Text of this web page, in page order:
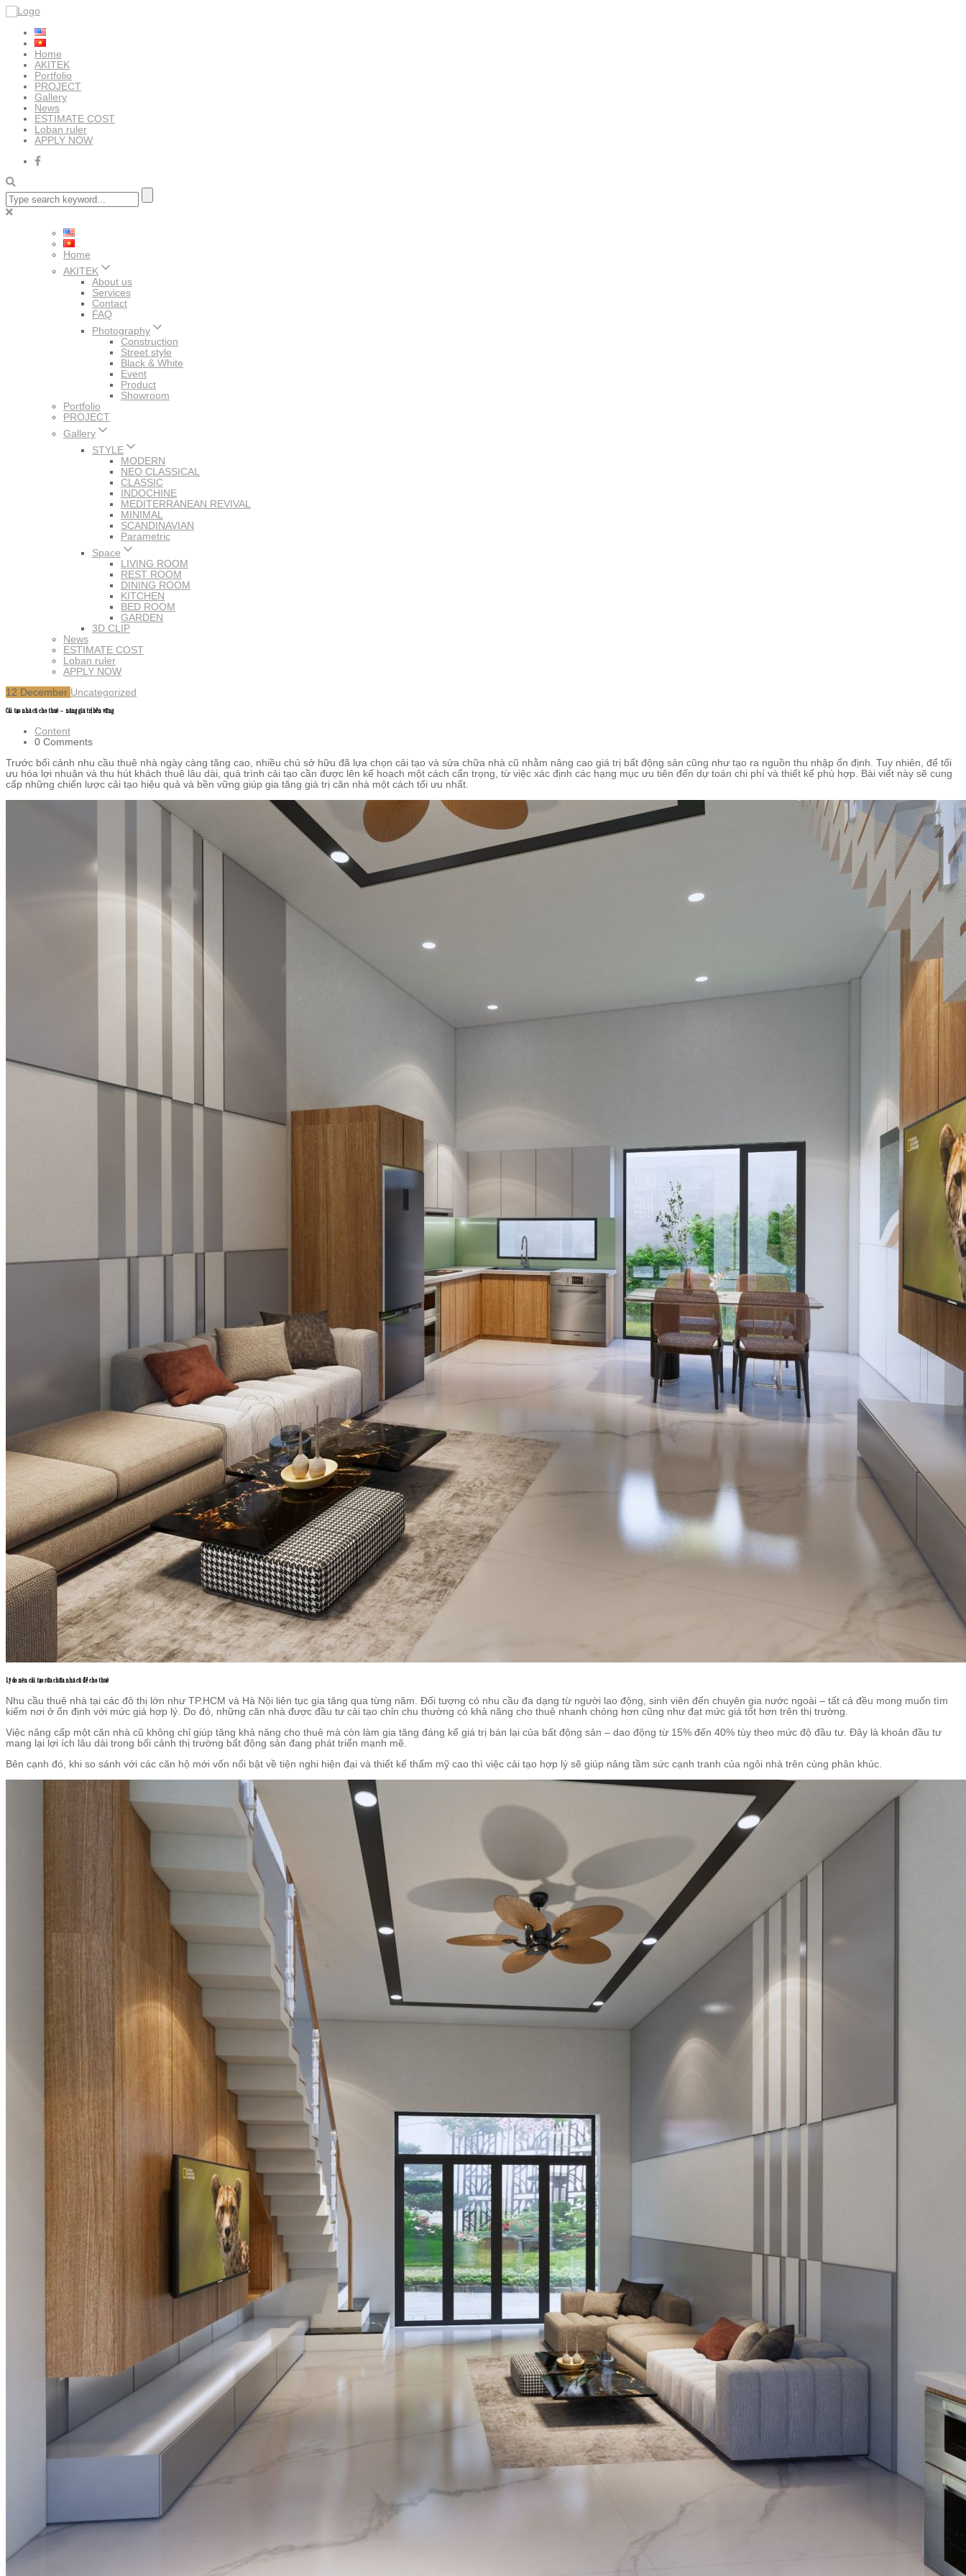
Home
AKITEK
Portfolio
PROJECT
Gallery
News
ESTIMATE COST
Loban ruler
APPLY NOW
Home
AKITEK
About us
Services
Contact
FAQ
Photography
Construction
Street style
Black & White
Event
Product
Showroom
Portfolio
PROJECT
Gallery
STYLE
MODERN
NEO CLASSICAL
CLASSIC
INDOCHINE
MEDITERRANEAN REVIVAL
MINIMAL
SCANDINAVIAN
Parametric
Space
LIVING ROOM
REST ROOM
DINING ROOM
KITCHEN
BED ROOM
GARDEN
3D CLIP
News
ESTIMATE COST
Loban ruler
APPLY NOW
12 December Uncategorized
Cải tạo nhà cũ cho thuê – nâng giá trị bền vững
Content
0 Comments
Trước bối cảnh nhu cầu thuê nhà ngày càng tăng cao, nhiều chủ sở hữu đã lựa chọn cải tạo và sửa chữa nhà cũ nhằm nâng cao giá trị bất động sản cũng như tạo ra nguồn thu nhập ổn định. Tuy nhiên, để tối
ưu hóa lợi nhuận và thu hút khách thuê lâu dài, quá trình cải tạo cần được lên kế hoạch một cách cẩn trọng, từ việc xác định các hạng mục ưu tiên đến dự toán chi phí và thiết kế phù hợp. Bài viết này sẽ cung
cấp những chiến lược cải tạo hiệu quả và bền vững giúp gia tăng giá trị căn nhà một cách tối ưu nhất.
Lý do nên cải tạo sửa chữa nhà cũ để cho thuê
Nhu cầu thuê nhà tại các đô thị lớn như TP.HCM và Hà Nội liên tục gia tăng qua từng năm. Đối tượng có nhu cầu đa dạng từ người lao động, sinh viên đến chuyên gia nước ngoài – tất cả đều mong muốn tìm
kiếm nơi ở ổn định với mức giá hợp lý. Do đó, những căn nhà được đầu tư cải tạo chỉn chu thường có khả năng cho thuê nhanh chóng hơn cũng như đạt mức giá tốt hơn trên thị trường.
Việc nâng cấp một căn nhà cũ không chỉ giúp tăng khả năng cho thuê mà còn làm gia tăng đáng kể giá trị bán lại của bất động sản – dao động từ 15% đến 40% tùy theo mức độ đầu tư. Đây là khoản đầu tư
mang lại lợi ích lâu dài trong bối cảnh thị trường bất động sản đang phát triển mạnh mẽ.
Bên cạnh đó, khi so sánh với các căn hộ mới vốn nổi bật về tiện nghi hiện đại và thiết kế thẩm mỹ cao thì việc cải tạo hợp lý sẽ giúp nâng tầm sức cạnh tranh của ngôi nhà trên cùng phân khúc.